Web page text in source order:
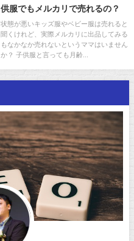
供服でもメルカリで売れるの？
状態が悪いキッズ服やベビー服は売れると
聞くけれど、実際メルカリに出品してみる
もなかなか売れないというママはいません
か？ 子供服と言っても月齢...